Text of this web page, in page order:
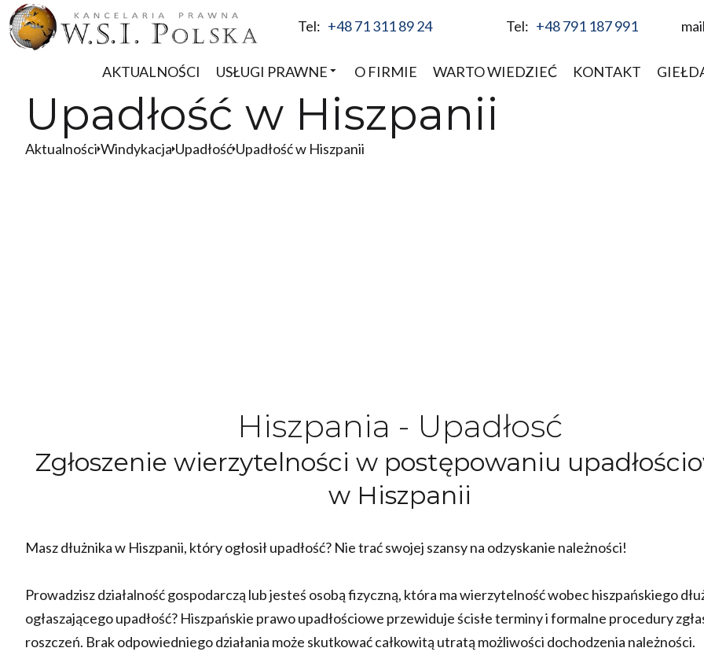
Tel: +48 71 311 89 24 Tel: +48 791 187 991
AKTUALNOŚCI USŁUGI PRAWNE O FIRMIE WARTO WIEDZIEĆ KONTAKT
Upadłość w Hiszpanii
Aktualności Windykacja Upadłość Upadłość w Hiszpanii
Hiszpania - Upadłosć
Zgłoszenie wierzytelności w postępowaniu
w Hiszpanii
Masz dłużnika w Hiszpanii, który ogłosił upadłość? Nie trać swojej szansy na odzyskanie należności!
Prowadzisz działalność gospodarczą lub jesteś osobą fizyczną, która ma wierzytelność wobec hiszpańskiego
ogłaszającego upadłość? Hiszpańskie prawo upadłościowe przewiduje ścisłe terminy i formalne procedury
roszczeń. Brak odpowiedniego działania może skutkować całkowitą utratą możliwości dochodzenia należności.